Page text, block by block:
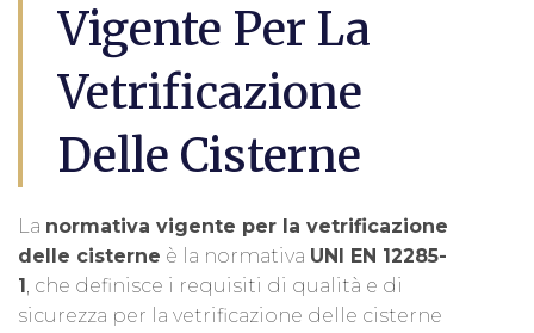
Vigente Per La
Vetrificazione
Delle Cisterne
La normativa vigente per la vetrificazione
delle cisterne è la normativa UNI EN 12285-
1 , che definisce i requisiti di qualità e di
sicurezza per la vetrificazione delle cisterne